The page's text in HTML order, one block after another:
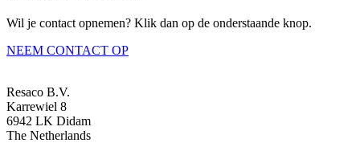
Wil je contact opnemen? Klik dan op de onderstaande knop.
NEEM CONTACT OP
Resaco B.V.
Karrewiel 8
6942 LK Didam
The Netherlands